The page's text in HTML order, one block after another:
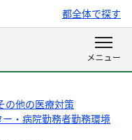
都全体で探す
の他の医療対策
・病院勤務者勤務環境